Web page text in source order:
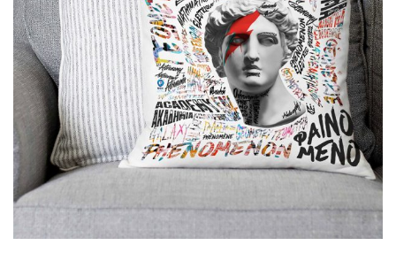
Cretoons Pillowcase Apollo
€26.00